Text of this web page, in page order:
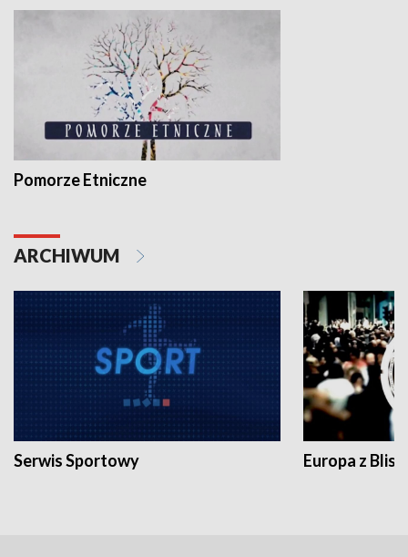
Pomorze Etniczne
ARCHIWUM
Serwis Sportowy Europa z